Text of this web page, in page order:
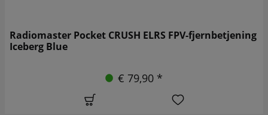
Radiomaster Pocket CRUSH ELRS FPV-fjernbetjening
Iceberg Blue
€ 79,90 *